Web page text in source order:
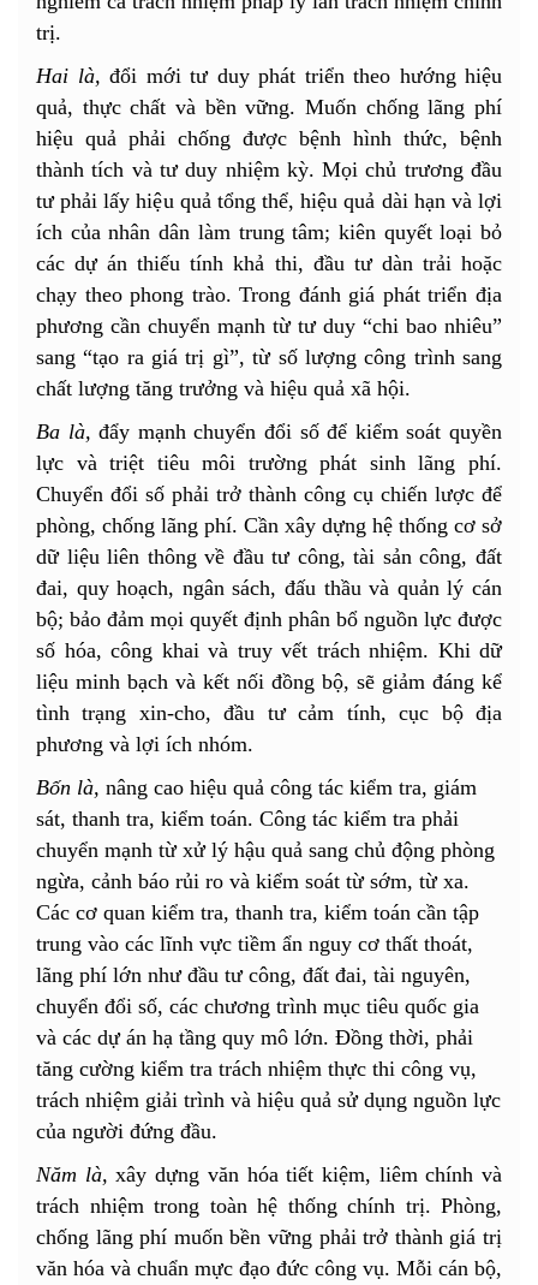
trị.
Hai là, đổi mới tư duy phát triển theo hướng hiệu
quả, thực chất và bền vững. Muốn chống lãng phí
hiệu quả phải chống được bệnh hình thức, bệnh
thành tích và tư duy nhiệm kỳ. Mọi chủ trương đầu
tư phải lấy hiệu quả tổng thể, hiệu quả dài hạn và lợi
ích của nhân dân làm trung tâm; kiên quyết loại bỏ
các dự án thiếu tính khả thi, đầu tư dàn trải hoặc
chạy theo phong trào. Trong đánh giá phát triển địa
phương cần chuyển mạnh từ tư duy “chi bao nhiêu”
sang “tạo ra giá trị gì”, từ số lượng công trình sang
chất lượng tăng trưởng và hiệu quả xã hội.
Ba là, đẩy mạnh chuyển đổi số để kiểm soát quyền
lực và triệt tiêu môi trường phát sinh lãng phí.
Chuyển đổi số phải trở thành công cụ chiến lược để
phòng, chống lãng phí. Cần xây dựng hệ thống cơ sở
dữ liệu liên thông về đầu tư công, tài sản công, đất
đai, quy hoạch, ngân sách, đấu thầu và quản lý cán
bộ; bảo đảm mọi quyết định phân bổ nguồn lực được
số hóa, công khai và truy vết trách nhiệm. Khi dữ
liệu minh bạch và kết nối đồng bộ, sẽ giảm đáng kể
tình trạng xin-cho, đầu tư cảm tính, cục bộ địa
phương và lợi ích nhóm.
Bốn là, nâng cao hiệu quả công tác kiểm tra, giám
sát, thanh tra, kiểm toán. Công tác kiểm tra phải
chuyển mạnh từ xử lý hậu quả sang chủ động phòng
ngừa, cảnh báo rủi ro và kiểm soát từ sớm, từ xa.
Các cơ quan kiểm tra, thanh tra, kiểm toán cần tập
trung vào các lĩnh vực tiềm ẩn nguy cơ thất thoát,
lãng phí lớn như đầu tư công, đất đai, tài nguyên,
chuyển đổi số, các chương trình mục tiêu quốc gia
và các dự án hạ tầng quy mô lớn. Đồng thời, phải
tăng cường kiểm tra trách nhiệm thực thi công vụ,
trách nhiệm giải trình và hiệu quả sử dụng nguồn lực
của người đứng đầu.
Năm là, xây dựng văn hóa tiết kiệm, liêm chính và
trách nhiệm trong toàn hệ thống chính trị. Phòng,
chống lãng phí muốn bền vững phải trở thành giá trị
văn hóa và chuẩn mực đạo đức công vụ. Mỗi cán bộ,